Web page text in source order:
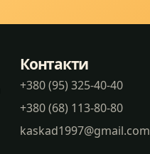
Контакти
+380 (95) 325-40-40
+380 (68) 113-80-80
kaskad1997@gmail.com